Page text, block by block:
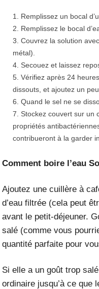
Remplissez un bocal
Remplissez le bocal
Couvrez la solution
métal).
Secouez et laissez
Vérifiez après 24
dissouts, et ajoutez un
Quand le sel ne se
Stockez couvert sur un
propriétés
contribueront à la garder
Comment boire l’eau
Ajoutez une cuillère à
d’eau filtrée (cela peut
avant le petit-déjeuner.
salé (comme vous
quantité parfaite pour
Si elle a un goût trop
ordinaire jusqu’à ce que